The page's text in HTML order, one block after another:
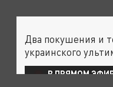
Два покушения и
украинского
В ПРЯМОМ